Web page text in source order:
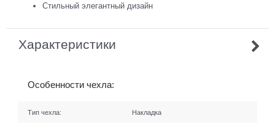
Стильный элегантный дизайн
Характеристики
Особенности чехла:
Тип чехла: Накладка